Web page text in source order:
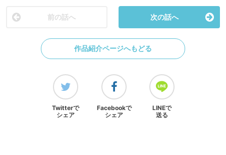
前の話へ 次の話へ
作品紹介ページへもどる
Twitterで
シェア
Facebookで
シェア
LINEで
送る